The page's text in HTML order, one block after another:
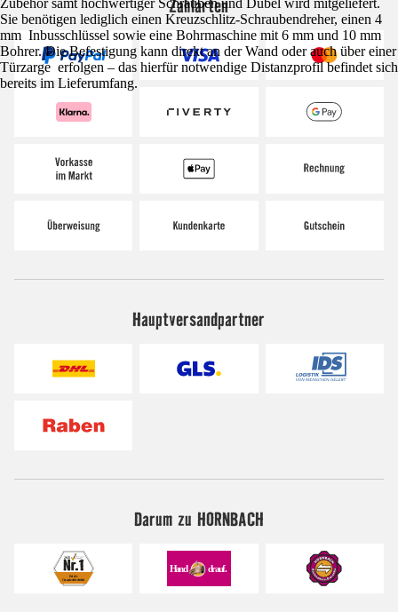
Zubehör samt hochwertiger Schrauben und Dübel wird mitgeliefert.
Sie benötigen lediglich einen Kreuzschlitz-Schraubendreher, einen 4
mm Inbusschlüssel sowie eine Bohrmaschine mit 6 mm und 10 mm
Bohrer. Die Befestigung kann direkt an der Wand oder auch über einer
Türzarge erfolgen – das hierfür notwendige Distanzprofil befindet sich
bereits im Lieferumfang.
Zahlarten
Hauptversandpartner
Darum zu HORNBACH